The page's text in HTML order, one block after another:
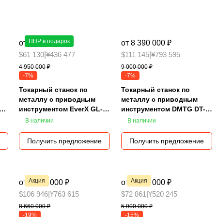
ПНР в подарок
от 4 590 000 ₽
$61 130 |¥436 477
4 950 000 ₽
-7%
Токарный станок по
металлу с приводным
инструментом EverX GL-
200M
В наличии
Получить предложение
от 8 390 000 ₽
$111 145| ¥793 595
9 000 000 ₽
-7%
Токарный станок по
металлу с приводным
инструментом DMTG DT-
40H-1000
В наличии
Получить предложение
Акция
от 6 990 000 ₽
$106 946 |¥763 615
8 660 000 ₽
-19%
Акция
от 4 990 000 ₽
$72 861 ¥520 245
5 900 000 ₽
-15%